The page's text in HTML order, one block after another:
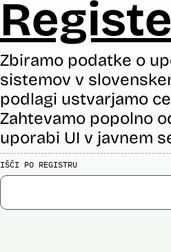
Zbiramo podatke o
sistemov v
podlagi ustvarjamo
Zahtevamo popolno
uporabi UI v javnem
IŠČI PO REGISTRU